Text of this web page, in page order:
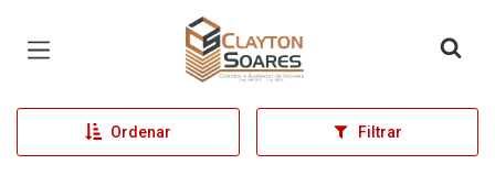
Página inicial
Ordenar Filtrar